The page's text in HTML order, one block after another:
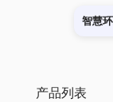
智慧
产品列表